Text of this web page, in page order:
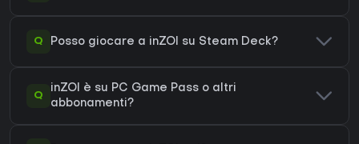
Q Posso giocare a inZOI su Steam Deck?
Q
inZOI è su PC Game Pass o altri
abbonamenti?